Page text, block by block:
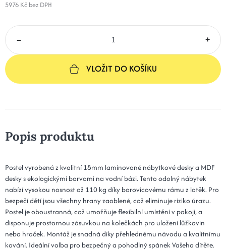
5976 Kč bez DPH
– +
VLOŽIT DO KOŠÍKU
Popis produktu
Postel vyrobená z kvalitní 18mm laminované nábytkové desky a MDF
desky s ekologickými barvami na vodní bázi. Tento odolný nábytek
nabízí vysokou nosnost až 110 kg díky borovicovému rámu z latěk. Pro
bezpečí dětí jsou všechny hrany zaoblené, což eliminuje riziko úrazu.
Postel je oboustranná, což umožňuje flexibilní umístění v pokoji, a
disponuje prostornou zásuvkou na kolečkách pro uložení lůžkovin
nebo hraček. Montáž je snadná díky přehlednému návodu a kvalitnímu
kování. Ideální volba pro bezpečný a pohodlný spánek Vašeho dítěte.